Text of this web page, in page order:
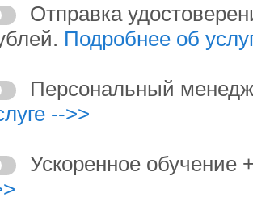
Отправка
Подробнее об
Персональный
-->>
Ускоренное обучение